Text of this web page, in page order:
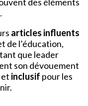
articles influents
de l’éducation,
que leader
son dévouement
inclusif pour les